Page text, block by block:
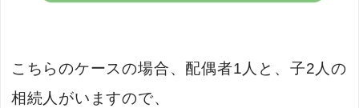
こちらのケースの場合、配偶者1人と、子2人の
相続人がいますので、